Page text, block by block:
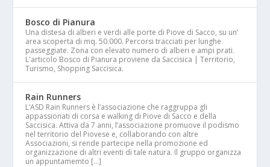
Bosco di Pianura
Una distesa di alberi e verdi alle porte di Piove di Sacco, su un’
area scoperta di mq. 50.000. Percorsi tracciati per lunghe
passeggiate. Zona con elevato numero di alberi e ampi prati.
L'articolo Bosco di Pianura proviene da Saccisica | Territorio,
Turismo, Shopping Saccisica.
Rain Runners
L’ASD Rain Runners è l’associazione che raggruppa gli
appassionati di corsa e walking di Piove di Sacco e della
Saccisica. Attiva da 7 anni, l’associazione promuove il podismo
nel territorio del Piovese e, collaborando con altre
Associazioni, si rende partecipe nella promozione ed
organizzazione di altri eventi di tale natura. Il gruppo organizza
un appuntamemto […]